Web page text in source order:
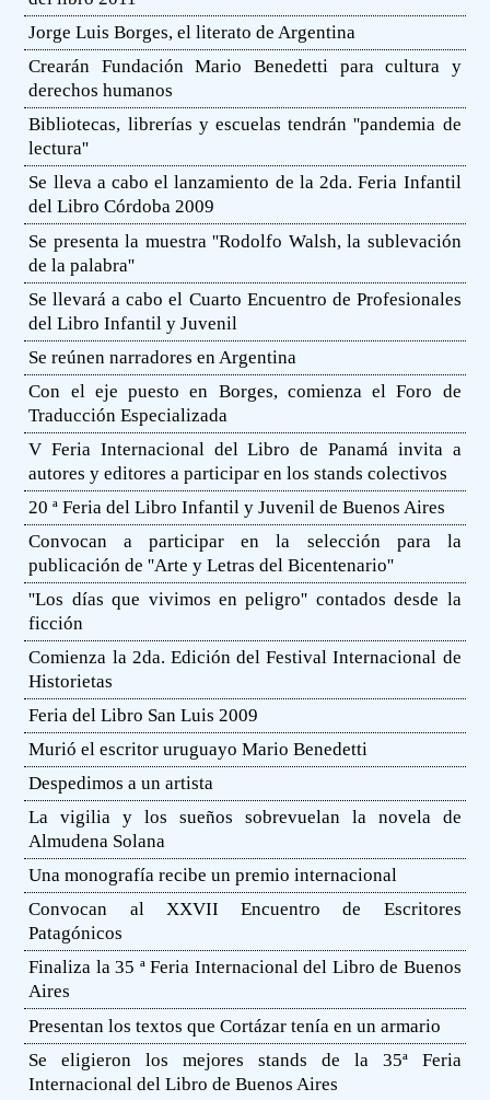
Jorge Luis Borges, el literato de Argentina
Crearán Fundación Mario Benedetti para cultura y
derechos humanos
Bibliotecas, librerías y escuelas tendrán ''pandemia de
lectura''
Se lleva a cabo el lanzamiento de la 2da. Feria Infantil
del Libro Córdoba 2009
Se presenta la muestra ''Rodolfo Walsh, la sublevación
de la palabra''
Se llevará a cabo el Cuarto Encuentro de Profesionales
del Libro Infantil y Juvenil
Se reúnen narradores en Argentina
Con el eje puesto en Borges, comienza el Foro de
Traducción Especializada
V Feria Internacional del Libro de Panamá invita a
autores y editores a participar en los stands colectivos
20 ª Feria del Libro Infantil y Juvenil de Buenos Aires
Convocan a participar en la selección para la
publicación de ''Arte y Letras del Bicentenario''
''Los días que vivimos en peligro'' contados desde la
ficción
Comienza la 2da. Edición del Festival Internacional de
Historietas
Feria del Libro San Luis 2009
Murió el escritor uruguayo Mario Benedetti
Despedimos a un artista
La vigilia y los sueños sobrevuelan la novela de
Almudena Solana
Una monografía recibe un premio internacional
Convocan al XXVII Encuentro de Escritores
Patagónicos
Finaliza la 35 ª Feria Internacional del Libro de Buenos
Aires
Presentan los textos que Cortázar tenía en un armario
Se eligieron los mejores stands de la 35ª Feria
Internacional del Libro de Buenos Aires